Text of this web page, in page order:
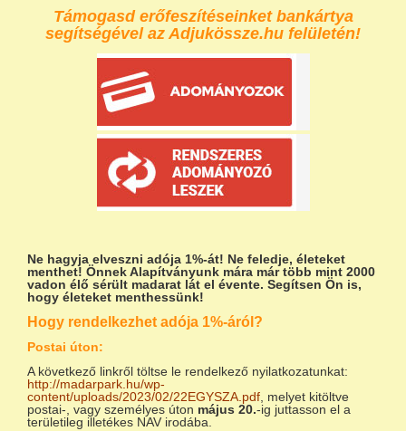
Támogasd erőfeszítéseinket bankártya
segítségével az Adjukössze.hu felületén!
Ne hagyja elveszni adója 1%-át! Ne feledje, életeket
menthet! Önnek Alapítványunk mára már több mint 2000
vadon élő sérült madarat lát el évente. Segítsen Ön is,
hogy életeket menthessünk!
Hogy rendelkezhet adója 1%-áról?
Postai úton:
A következő linkről töltse le rendelkező nyilatkozatunkat:
http://madarpark.hu/wp-
content/uploads/2023/02/22EGYSZA.pdf, melyet kitöltve
postai-, vagy személyes úton május 20.-ig juttasson el a
területileg illetékes NAV irodába.